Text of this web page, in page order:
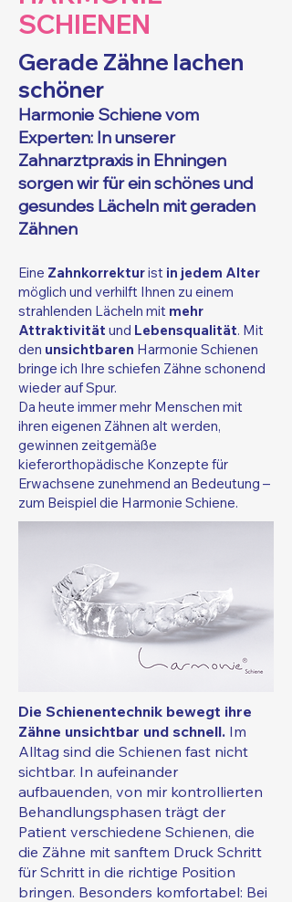
SCHIENEN
Gerade Zähne lachen
schöner
Harmonie Schiene vom
Experten: In unserer
Zahnarztpraxis in Ehningen
sorgen wir für ein schönes und
gesundes Lächeln mit geraden
Zähnen
Eine Zahnkorrekturist in jedem Alter
möglich und verhilft Ihnen zu einem
strahlenden Lächeln mit mehr
Attraktivität und Lebensqualität. Mit
den unsichtbaren Harmonie Schienen
bringe ich Ihre schiefen Zähne schonend
wieder auf Spur.
Da heute immer mehr Menschen mit
ihren eigenen Zähnen alt werden,
gewinnen zeitgemäße
kieferorthopädische Konzepte für
Erwachsene zunehmend an Bedeutung –
zum Beispiel die Harmonie Schiene.
Die Schienentechnik bewegt ihre
Zähne unsichtbar und schnell. Im
Alltag sind die Schienen fast nicht
sichtbar. In aufeinander
aufbauenden, von mir kontrollierten
Behandlungsphasen trägt der
Patient verschiedene Schienen, die
die Zähne mit sanftem Druck Schritt
für Schritt in die richtige Position
bringen. Besonders komfortabel: Bei